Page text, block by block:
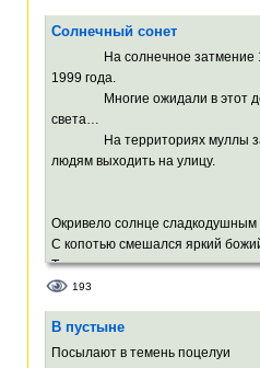
Уверенность, что попадаешь в
И в вечность хочется,
вцепиться,
Как в колесо сверкающая спица.
Солнечный сонет
На солнечное затмение 11
1999 года.
Многие ожидали в этот
света…
На территориях муллы
людям выходить на улицу.
Окривело солнце сладкодушным
С копотью смешался яркий
Тень соприкоснулась лунная с
И родился этот солнечный сонет.
Охлос глупый лезет вверх в
Давится в азарте, как в
193
В пустыне
Посылают в темень поцелуи